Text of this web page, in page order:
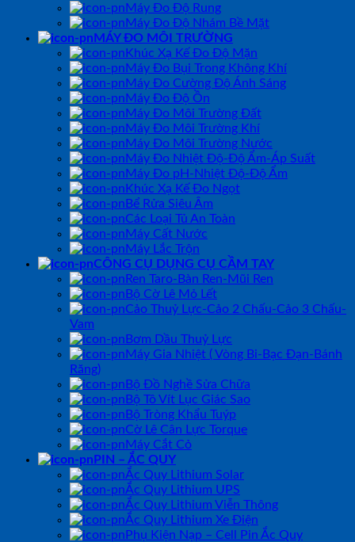
Máy Đo Độ Rung
Máy Đo Độ Nhám Bề Mặt
MÁY ĐO MÔI TRƯỜNG
Khúc Xạ Kế Đo Độ Mặn
Máy Đo Bụi Trong Không Khí
Máy Đo Cường Độ Ánh Sáng
Máy Đo Độ Ồn
Máy Đo Môi Trường Đất
Máy Đo Môi Trường Khí
Máy Đo Môi Trường Nước
Máy Đo Nhiệt Độ-Độ Ẩm-Áp Suất
Máy Đo pH-Nhiệt Độ-Độ Ẩm
Khúc Xạ Kế Đo Ngọt
Bể Rửa Siêu Âm
Các Loại Tủ An Toàn
Máy Cất Nước
Máy Lắc Trộn
CÔNG CỤ DỤNG CỤ CẦM TAY
Ren Taro-Bàn Ren-Mũi Ren
Bộ Cờ Lê Mỏ Lết
Cảo Thuỷ Lực-Cảo 2 Chấu-Cảo 3 Chấu-
Vam
Bơm Dầu Thuỷ Lực
Máy Gia Nhiệt ( Vòng Bi-Bạc Đạn-Bánh
Răng)
Bộ Đồ Nghề Sửa Chữa
Bộ Tô Vít Lục Giác Sao
Bộ Tròng Khẩu Tuýp
Cờ Lê Cân Lực Torque
Máy Cắt Cỏ
PIN – ẮC QUY
Ắc Quy Lithium Solar
Ắc Quy Lithium UPS
Ắc Quy Lithium Viễn Thông
Ắc Quy Lithium Xe Điện
Phụ Kiện Nạp – Cell Pin Ắc Quy